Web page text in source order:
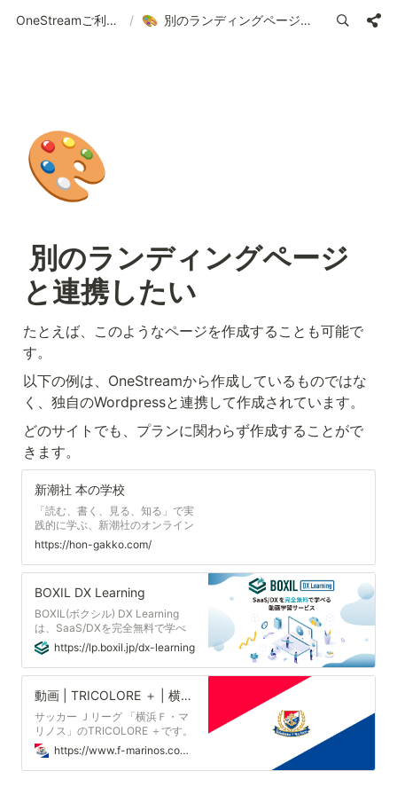
OneStreamご利用ガイド | 使い方の案内 / 別のランディングページと連携したい
🎨
と連携したい
たとえば、このようなページを作成することも可能で
す。
以下の例は、OneStreamから作成しているものではな
く、独自のWordpressと連携して作成されています。
どのサイトでも、プランに関わらず作成することがで
きます。
新潮社 本の学校
「読む、書く、見る、知る」で実
践的に学ぶ、新潮社のオンライン
教養講座。小説講座、校閲講座、
装幀・組版、作家のインタビュー
など、出版社ならではの「本にま
に提供。
https://hon-gakko.com/
BOXIL DX Learning
BOXIL(ボクシル) DX Learning
は、SaaS/DXを完全無料で学べ
る動画サービスです。 スキマ時
間でDX領域の体系的な学びを得
ることが可能です。
https://lp.boxil.jp/dx-learning
動画 | TRICOLORE ＋ | 横浜F・マリノス 公式サイト
サッカー Ｊリーグ 「横浜Ｆ・マ
リノス」のTRICOLORE ＋です。
登録すると普段では見られない選
手の限定動画やコメントがでたく
さん楽しめます！
https://www.f-marinos.com/tricolore_plus/articles/category/movie